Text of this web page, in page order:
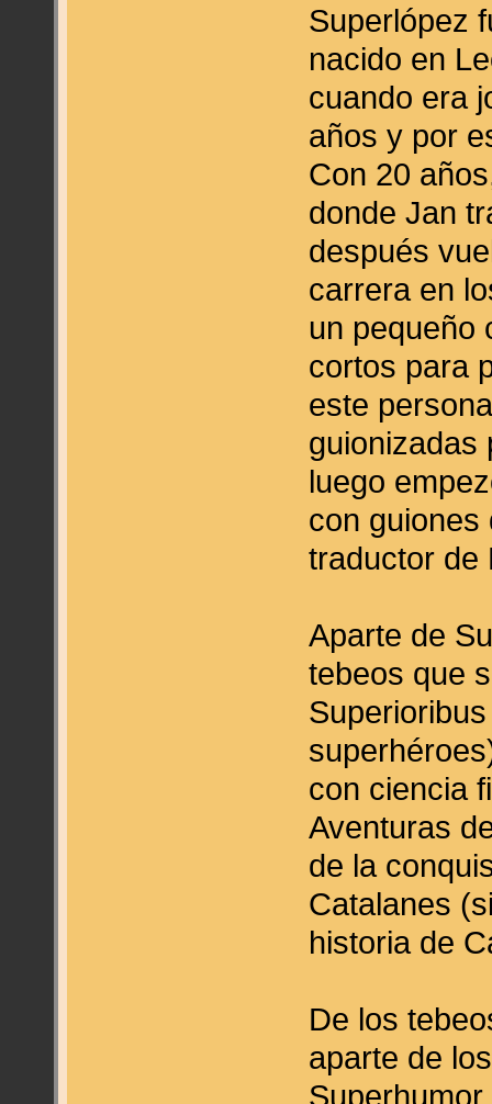
Superlópez
nacido en
cuando era
años y por
Con 20
donde Jan
después
carrera en
un pequeño
cortos para
este
guionizadas
luego
con guiones
traductor de
Aparte de
tebeos que
con ciencia
Aventuras
de la
Catalanes
historia de
De los
aparte de